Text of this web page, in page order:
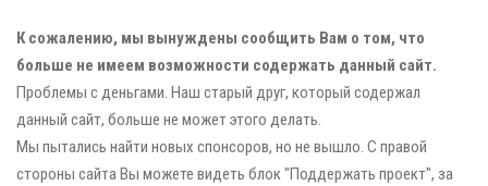
К сожалению, мы вынуждены сообщить Вам о том, что
больше не имеем возможности содержать данный сайт.
Проблемы с деньгами. Наш старый друг, который содержал
данный сайт, больше не может этого делать.
Мы пытались найти новых спонсоров, но не вышло. С правой
стороны сайта Вы можете видеть блок "Поддержать проект", за